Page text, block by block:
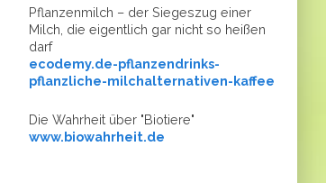
Pflanzenmilch – der Siegeszug einer
Milch, die eigentlich gar nicht so heißen
darf
ecodemy.de-pflanzendrinks-
pflanzliche-milchalternativen-kaffee
Die Wahrheit über "Biotiere"
www.biowahrheit.de